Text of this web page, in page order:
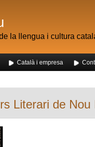
la llengua i cultura
Català i empresa
Literari de Nou